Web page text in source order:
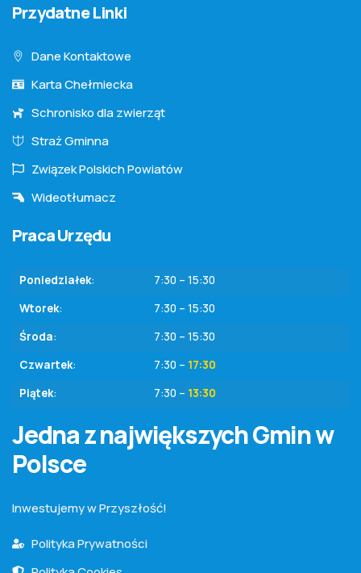
Praca Urzędu
Poniedziałek:
7:30 – 15:30
Wtorek:
7:30 – 15:30
Środa:
7:30 – 15:30
Czwartek: 7:30 – 17:30
Piątek: 7:30 – 13:30
Przydatne Linki
Dane Kontaktowe
Karta Chełmiecka
Schronisko dla zwierząt
Straż Gminna
Związek Polskich Powiatów
Wideotłumacz
Jedna z największych Gmin w
Polsce
Inwestujemy w Przyszłość!
Polityka Prywatności